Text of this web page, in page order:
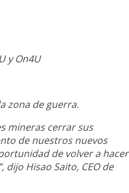
y On4U
zona de guerra.
mineras cerrar sus
de nuestros nuevos
de volver a hacer
Hisao Saito, CEO de